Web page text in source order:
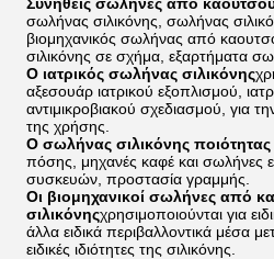
σωλήνας σιλικόνης, σωλήνας
βιομηχανικός σωλήνας από
σιλικόνης σε σχήμα, εξαρτήματα
Ο ιατρικός σωλήνας σιλικόνης
αξεσουάρ ιατρικού εξοπλισμού,
αντιμικροβιακού σχεδιασμού, για
της χρήσης.
Ο σωλήνας σιλικόνης
πόσης, μηχανές καφέ και σωλήνες
συσκευών, προστασία γραμμής.
Οι βιομηχανικοί σωλήνες από
σιλικόνηςχρησιμοποιούνται για
άλλα ειδικά περιβαλλοντικά μέσα
ειδικές ιδιότητες της σιλικόνης.